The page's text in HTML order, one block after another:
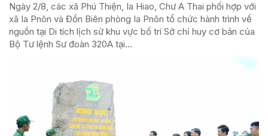
Ngày 2/8, các xã Phú Thiện, Ia Hiao, Chư A Thai phối hợp với
xã Ia Pnôn và Đồn Biên phòng Ia Pnôn tổ chức hành trình về
nguồn tại Di tích lịch sử khu vực bố trí Sở chỉ huy cơ bản của
Bộ Tư lệnh Sư đoàn 320A tại...